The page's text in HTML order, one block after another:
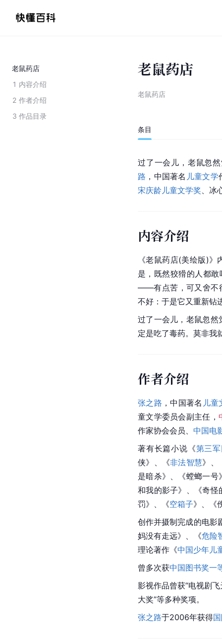
老鼠药店
1 内容介绍
2 作者介绍
3 作品目录
老鼠药店
老鼠药店
条目
过了一会儿，老鼠忽
路 ，中国著名 儿童文学
宋庆龄儿童文学奖
冰
内容介绍
《老鼠药店(美绘版)
是，既然狡猾的人都
——有点苦，可又舍不
不好：于是它又重新钻
过了一会儿，老鼠忽然
定是吃了毒药。莫非我
作者介绍
张之路 ，中国著名 儿童
童文学委员会副主任，
作家协会会员、 中国电
著有长篇小说《第三
侠》、《非法智慧》、
是暗杀》、《螳螂一号
和我的影子》、《奇怪
罚》、《空箱子》、《
创作并摄制完成的电影
妈没有走远》、《危险
理论著作《中国少年儿
曾多次获中国图书奖一
影视作品曾获“电视剧飞
大奖”等多种奖项。
张之路于2006年获得